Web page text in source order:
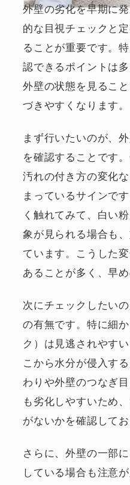
外壁の劣化を早期に
的な目視チェックと
ることが重要です。
認できるポイントは
外壁の状態を見るこ
づきやすくなります。
まず行いたいのが、
を確認することです
汚れの付き方の変化
まっているサインで
く触れてみて、白い
象が見られる場合も
ています。こうした
あることが多く、早
次にチェックしたい
の有無です。特に細
ク）は見逃されやす
こから水分が侵入す
わりや外壁のつなぎ
も劣化しやすいため
がないかを確認してお
さらに、外壁の一部
している場合も注意